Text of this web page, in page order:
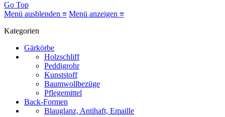
Go Top
Menü ausblenden ≡ Menü anzeigen ≡
Kategorien
Gärkörbe
Holzschliff
Peddigrohr
Kunststoff
Baumwollbezüge
Pflegemittel
Back-Formen
Blauglanz, Antihaft, Emaille